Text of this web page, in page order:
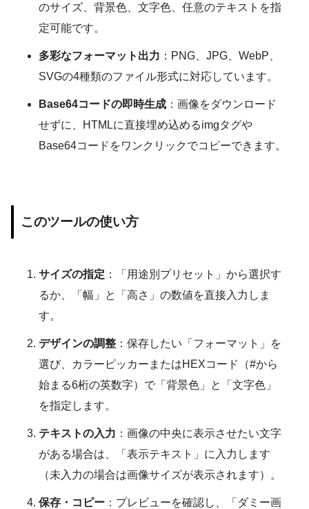
のサイズ、背景色、文字色、任意のテキストを指
定可能です。
多彩なフォーマット出力 ：PNG、JPG、WebP、
SVGの4種類のファイル形式に対応しています。
Base64コードの即時生成 ：画像をダウンロード
せずに、HTMLに直接埋め込めるimgタグや
Base64コードをワンクリックでコピーできます。
このツールの使い方
サイズの指定 ：「用途別プリセット」から選択す
るか、「幅」と「高さ」の数値を直接入力しま
す。
デザインの調整 ：保存したい「フォーマット」を
選び、カラーピッカーまたはHEXコード（#から
始まる6桁の英数字）で「背景色」と「文字色」
を指定します。
テキストの入力 ：画像の中央に表示させたい文字
がある場合は、「表示テキスト」に入力します
（未入力の場合は画像サイズが表示されます）。
保存・コピー ：プレビューを確認し、「ダミー画